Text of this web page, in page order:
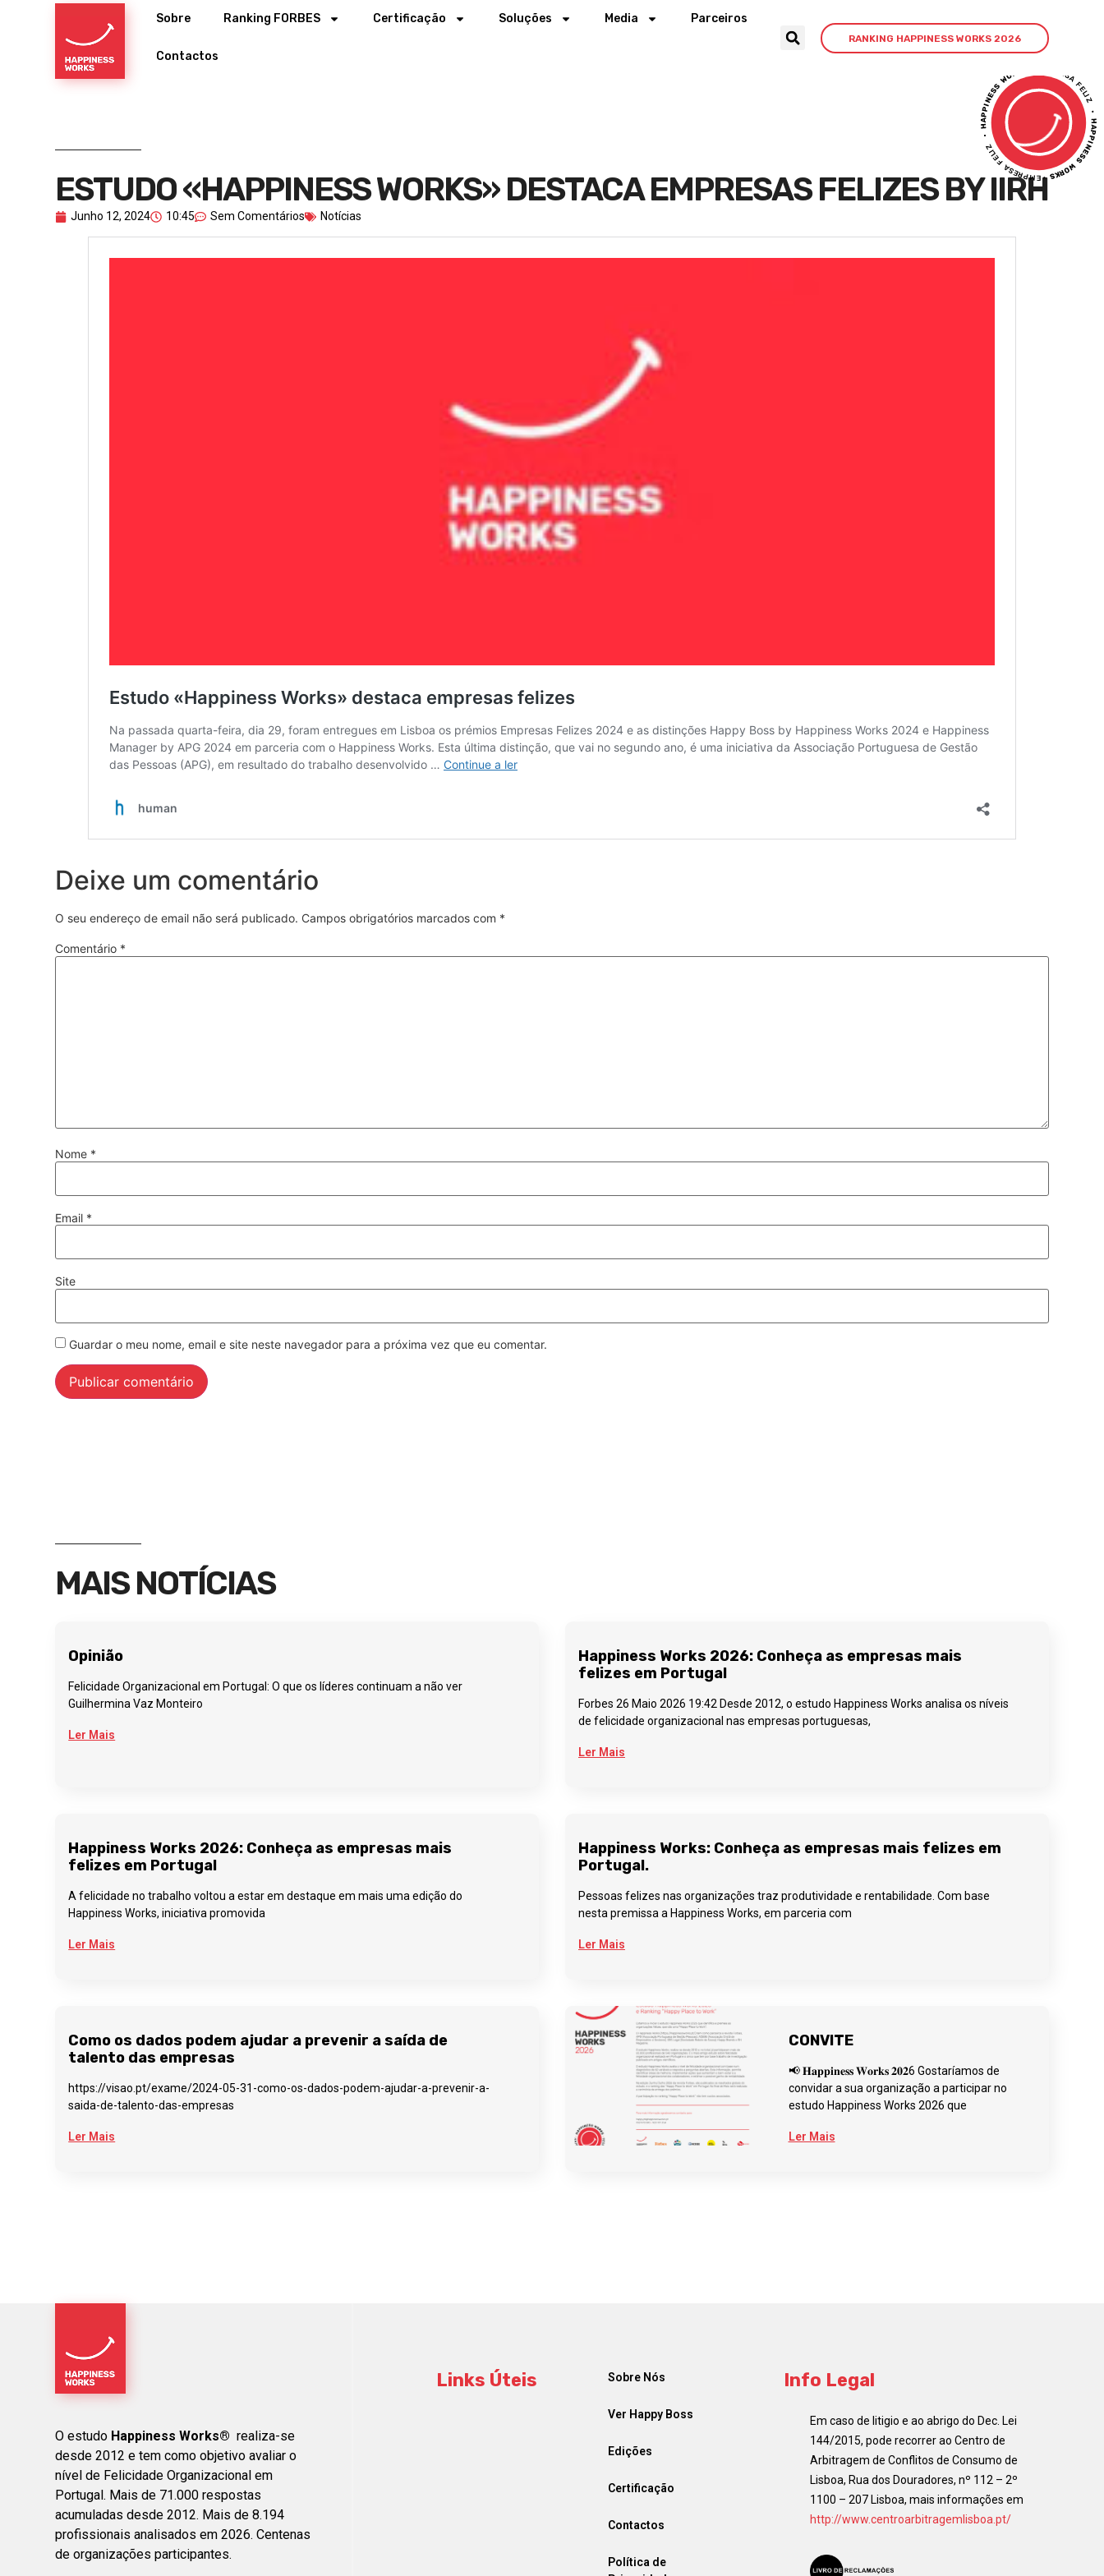
Sobre Ranking FORBES Certificação Soluções Media Parceiros
Contactos
RANKING HAPPINESS WORKS 2026
ESTUDO «HAPPINESS WORKS» DESTACA EMPRESAS FELIZES BY IIRH
Junho 12, 2024 10:45 Sem Comentários Notícias
Deixe um comentário
O seu endereço de email não será publicado. Campos obrigatórios marcados com *
Comentário *
Nome *
Email *
Site
Guardar o meu nome, email e site neste navegador para a próxima vez que eu comentar.
MAIS NOTÍCIAS
Opinião
Felicidade Organizacional em Portugal: O que os líderes continuam a não ver
Guilhermina Vaz Monteiro
Ler Mais
Happiness Works 2026: Conheça as empresas mais
felizes em Portugal
Forbes 26 Maio 2026 19:42 Desde 2012, o estudo Happiness Works analisa os níveis
de felicidade organizacional nas empresas portuguesas,
Ler Mais
Happiness Works 2026: Conheça as empresas mais
felizes em Portugal
A felicidade no trabalho voltou a estar em destaque em mais uma edição do
Happiness Works, iniciativa promovida
Ler Mais
Happiness Works: Conheça as empresas mais felizes em
Portugal.
Pessoas felizes nas organizações traz produtividade e rentabilidade. Com base
nesta premissa a Happiness Works, em parceria com
Ler Mais
Como os dados podem ajudar a prevenir a saída de
talento das empresas
https://visao.pt/exame/2024-05-31-como-os-dados-podem-ajudar-a-prevenir-a-
saida-de-talento-das-empresas
Ler Mais
CONVITE
📢 𝐇𝐚𝐩𝐩𝐢𝐧𝐞𝐬𝐬 𝐖𝐨𝐫𝐤𝐬 𝟐𝟎𝟐6 Gostaríamos de
convidar a sua organização a participar no
estudo Happiness Works 2026 que
Ler Mais
O estudo Happiness Works® realiza-se
desde 2012 e tem como objetivo avaliar o
nível de Felicidade Organizacional em
Portugal. Mais de 71.000 respostas
acumuladas desde 2012. Mais de 8.194
profissionais analisados em 2026. Centenas
de organizações participantes.
Links Úteis Sobre Nós
Ver Happy Boss
Edições
Certificação
Contactos
Política de
Info Legal
Em caso de litigio e ao abrigo do Dec. Lei
144/2015, pode recorrer ao Centro de
Arbitragem de Conflitos de Consumo de
Lisboa, Rua dos Douradores, nº 112 – 2º
1100 – 207 Lisboa, mais informações em
http://www.centroarbitragemlisboa.pt/